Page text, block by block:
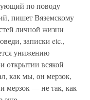
по поводу
пишет Вяземскому
личной жизни
записки etc.,
унижению
открытии всякой
как мы, он мерзок,
мерзок — не так, как